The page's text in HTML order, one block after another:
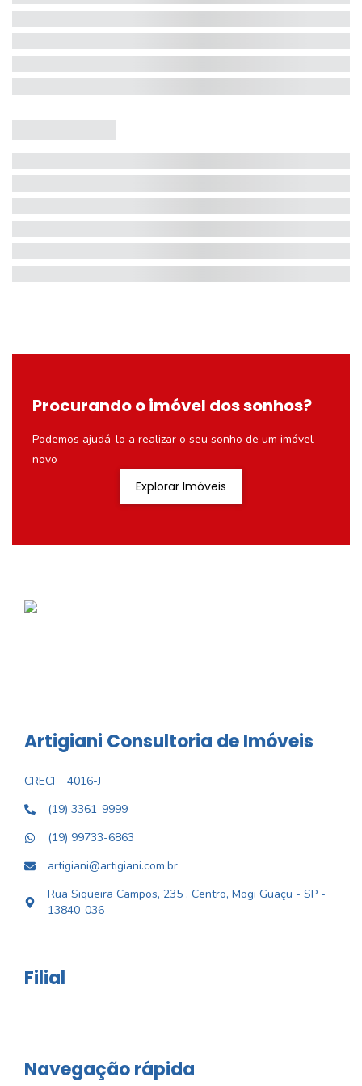
Procurando o imóvel dos sonhos?
Podemos ajudá-lo a realizar o seu sonho de um imóvel
novo
Explorar Imóveis
Artigiani Consultoria de Imóveis
CRECI
4016-J
(19) 3361-9999
(19) 99733-6863
artigiani@artigiani.com.br
Rua Siqueira Campos, 235 , Centro, Mogi Guaçu - SP -
13840-036
Filial
Navegação rápida